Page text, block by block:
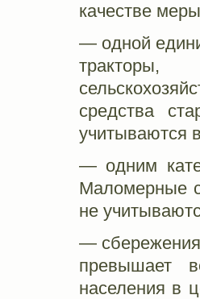
качестве
— одной
средства
учитываются
— одним
Маломерные
не
—
превышает
населения в